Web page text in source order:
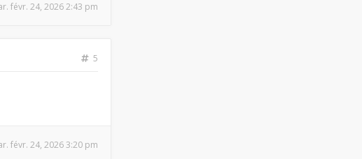
févr. 24, 2026 2:43 pm
5
févr. 24, 2026 3:20 pm